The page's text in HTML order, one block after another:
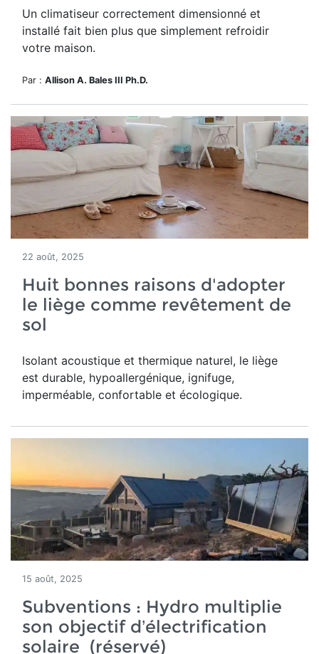
Un climatiseur correctement dimensionné et
installé fait bien plus que simplement refroidir
votre maison.
Par : Allison A. Bales III Ph.D.
22 août, 2025
Huit bonnes raisons d'adopter
le liège comme revêtement de
sol
Isolant acoustique et thermique naturel, le liège
est durable, hypoallergénique, ignifuge,
imperméable, confortable et écologique.
15 août, 2025
Subventions : Hydro multiplie
son objectif d’électrification
solaire (réservé)